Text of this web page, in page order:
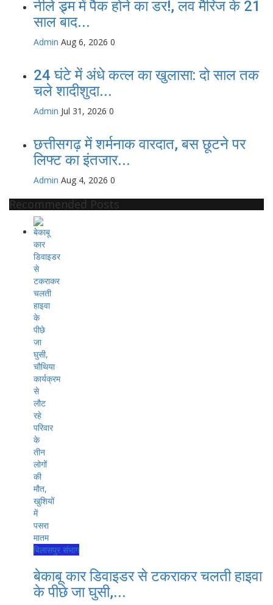
नीले ड्र्म में पैक होने का डर!, लव मैरिज के 21
साल बाद...
Admin Aug 6, 2026 0
24 घंटे में अंधे कत्ल का खुलासा: दो साल तक
चले शादीशुदा...
Admin Jul 31, 2026 0
छत्तीसगढ़ में शर्मनाक वारदात, बस छूटने पर
लिफ्ट का इंतजार...
Admin Aug 4, 2026 0
Recommended Posts
बिलासपुर संभाग
बेकाबू कार डिवाइडर से टकराकर चलती हाइवा
के पीछे जा घुसी,...